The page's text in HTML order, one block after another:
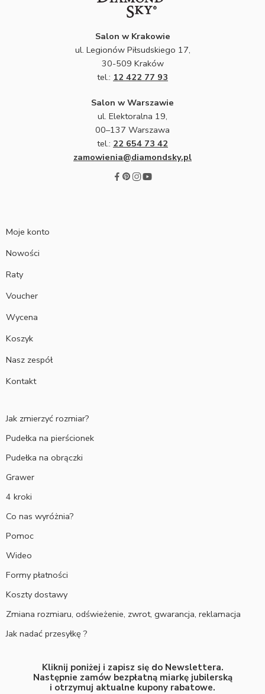
Salon w Krakowie
ul. Legionów Piłsudskiego 17,
30-509 Kraków
tel.: 12 422 77 93
Salon w Warszawie
ul. Elektoralna 19,
00–137 Warszawa
tel.: 22 654 73 42
zamowienia@diamondsky.pl
Moje konto
Nowości
Raty
Voucher
Wycena
Koszyk
Nasz zespół
Kontakt
Jak zmierzyć rozmiar?
Pudełka na pierścionek
Pudełka na obrączki
Grawer
4 kroki
Co nas wyróżnia?
Pomoc
Wideo
Formy płatności
Koszty dostawy
Zmiana rozmiaru, odświeżenie, zwrot, gwarancja, reklamacja
Jak nadać przesyłkę ?
Kliknij poniżej i zapisz się do Newslettera.
Następnie zamów bezpłatną miarkę jubilerską
i otrzymuj aktualne kupony rabatowe.